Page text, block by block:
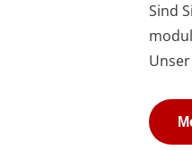
Sind